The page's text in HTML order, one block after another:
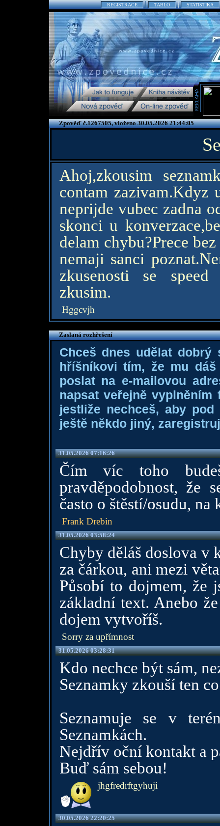
REGISTRACE TABLO STATISTIKA
Zpověď č.1267505, vloženo 30.05.2026 21:44:05
Ahoj,zkousim
contam zazivam.Kdyz
neprijde vubec zadna
skonci u
delam chybu?Prece
nemaji sanci
zkusenosti se
zkusim.
Hggcvjh
Zaslaná rozhřešení
Chceš dnes udělat dobrý
hříšníkovi tím, že mu
poslat na e-mailovou
napsat veřejně
jestliže nechceš, aby
ještě někdo jiný,
31.05.2026 07:16:26
Čím víc toho
pravděpodobnost, že
často o štěstí/osudu, na
Frank Drebin
31.05.2026 03:58:24
Chyby děláš doslova v
za čárkou, ani mezi
Působí to dojmem, že
základní text. Anebo
dojem vytvoříš.
Sorry za upřímnost
31.05.2026 03:28:31
Kdo nechce být sám,
Seznamky zkouší ten
Seznamuje se v
Seznamkách.
Nejdřív oční kontakt a
Buď sám sebou!
jhgfredrftgyhuji
30.05.2026 22:20:25